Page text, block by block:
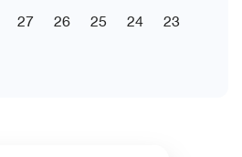
23
24
25
26
27